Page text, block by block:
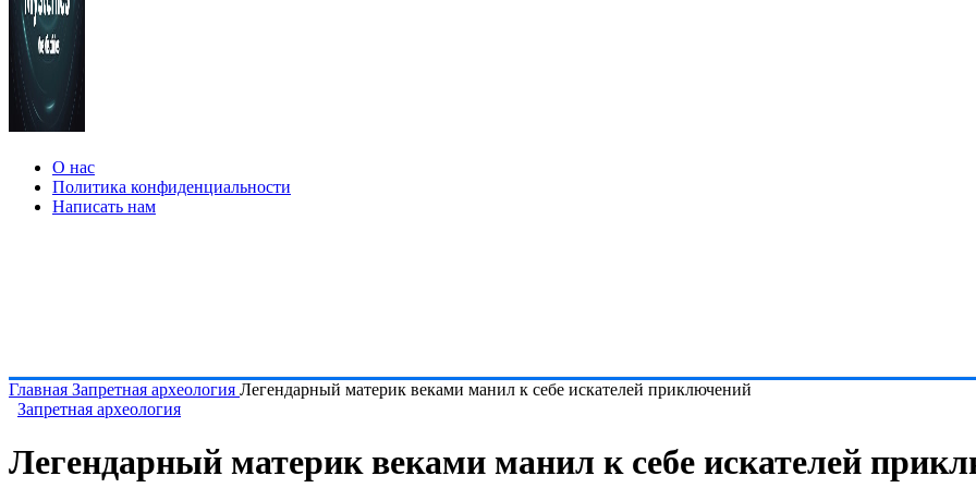
О нас
Политика конфиденциальности
Написать нам
Главная Запретная археология Легендарный материк веками манил к себе искателей приключений
Запретная археология
Легендарный материк веками манил к себе искателей